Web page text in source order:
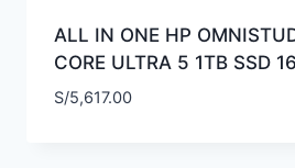
ALL IN ONE HP
CORE ULTRA 5 1TB SSD
S/5,617.00